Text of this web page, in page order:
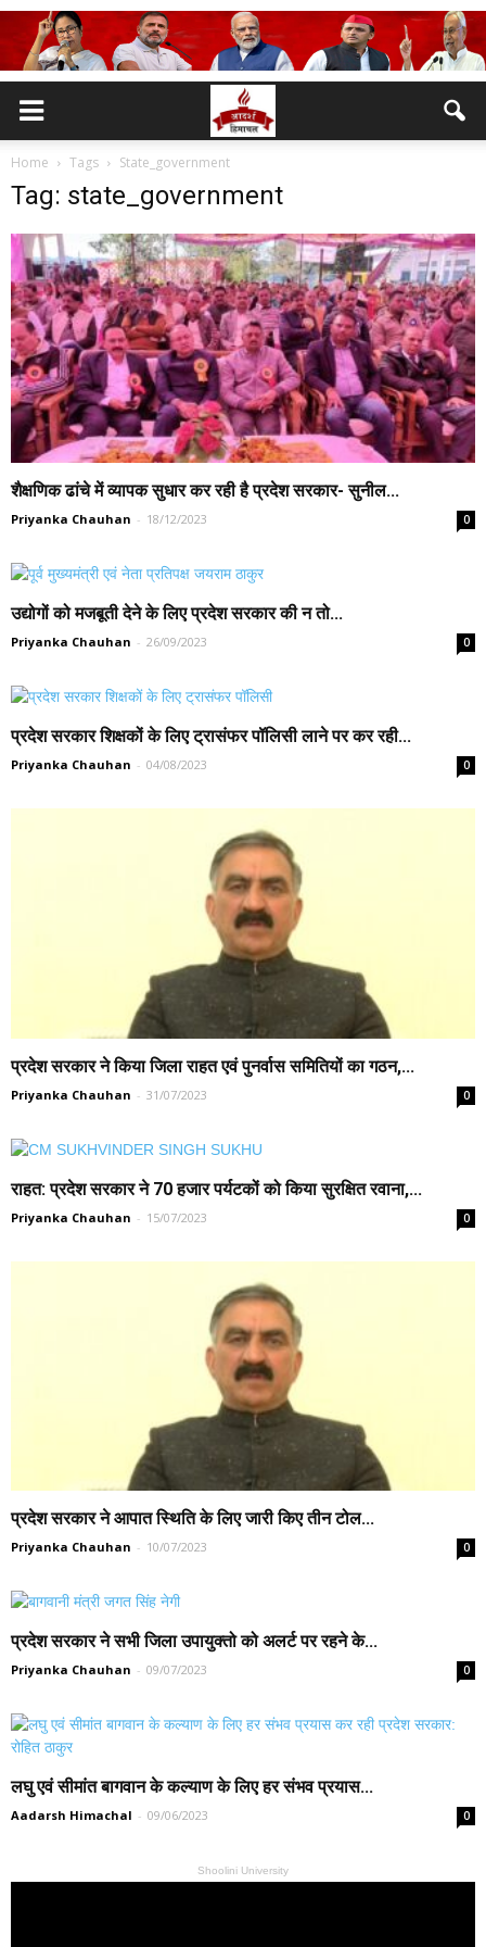
Home Tags State_government
Tag: state_government
शैक्षणिक ढांचे में व्यापक सुधार कर रही है प्रदेश सरकार- सुनील...
Priyanka Chauhan - 18/12/2023 0
उद्योगों को मजबूती देने के लिए प्रदेश सरकार की न तो...
Priyanka Chauhan - 26/09/2023 0
प्रदेश सरकार शिक्षकों के लिए ट्रासंफर पॉलिसी लाने पर कर रही...
Priyanka Chauhan - 04/08/2023 0
प्रदेश सरकार ने किया जिला राहत एवं पुनर्वास समितियों का गठन,...
Priyanka Chauhan - 31/07/2023 0
राहत: प्रदेश सरकार ने 70 हजार पर्यटकों को किया सुरक्षित रवाना,...
Priyanka Chauhan - 15/07/2023 0
प्रदेश सरकार ने आपात स्थिति के लिए जारी किए तीन टोल...
Priyanka Chauhan - 10/07/2023 0
प्रदेश सरकार ने सभी जिला उपायुक्तो को अलर्ट पर रहने के...
Priyanka Chauhan - 09/07/2023 0
लघु एवं सीमांत बागवान के कल्याण के लिए हर संभव प्रयास...
Aadarsh Himachal - 09/06/2023 0
Shoolini University